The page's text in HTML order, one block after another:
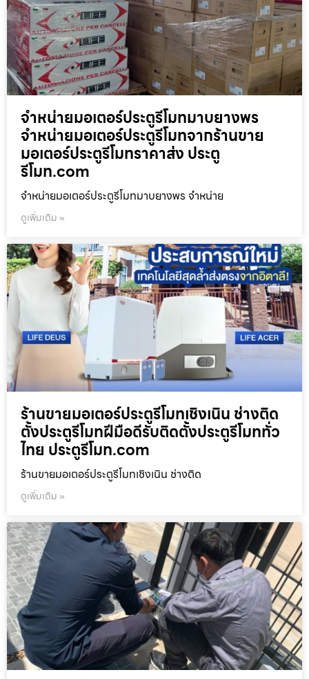
จำหน่ายมอเตอร์ประตูรีโมทมาบยางพร
จำหน่ายมอเตอร์ประตูรีโมทจากร้านขาย
มอเตอร์ประตูรีโมทราคาส่ง ประตู
รีโมท.com
จำหน่ายมอเตอร์ประตูรีโมทมาบยางพร จำหน่าย
ดูเพิ่มเติม »
ร้านขายมอเตอร์ประตูรีโมทเชิงเนิน ช่างติด
ตั้งประตูรีโมทฝีมือดีรับติดตั้งประตูรีโมททั่ว
ไทย ประตูรีโมท.com
ร้านขายมอเตอร์ประตูรีโมทเชิงเนิน ช่างติด
ดูเพิ่มเติม »